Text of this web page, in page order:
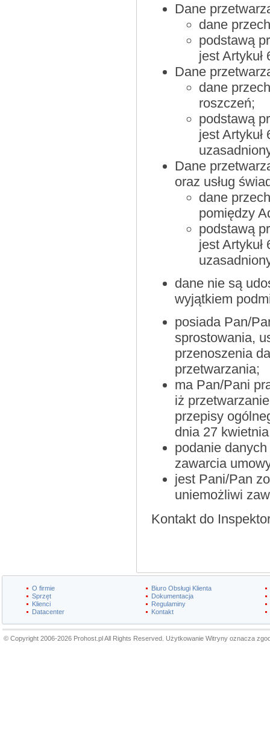
Dane
dane
podstawą
jest
Dane
dane
roszczeń;
podstawą
jest
Dane
oraz usług
dane
pomiędzy
podstawą
jest
dane nie są
wyjątkiem
posiada Pan/
sprostowania,
przenoszenia
przetwarzania;
ma Pan/Pani
iż
przepisy
dnia 27
podanie
zawarcia
jest Pani/Pan
uniemożliwi
Kontakt do
O firmie
Sprzęt
Klienci
Datacenter
Biuro Obsługi Klienta
Dokumentacja
Regulaminy
Kontakt
© Copyright 2006-2026 Prohost.pl All Rights Reserved. Użytkowanie Witryny oznacza